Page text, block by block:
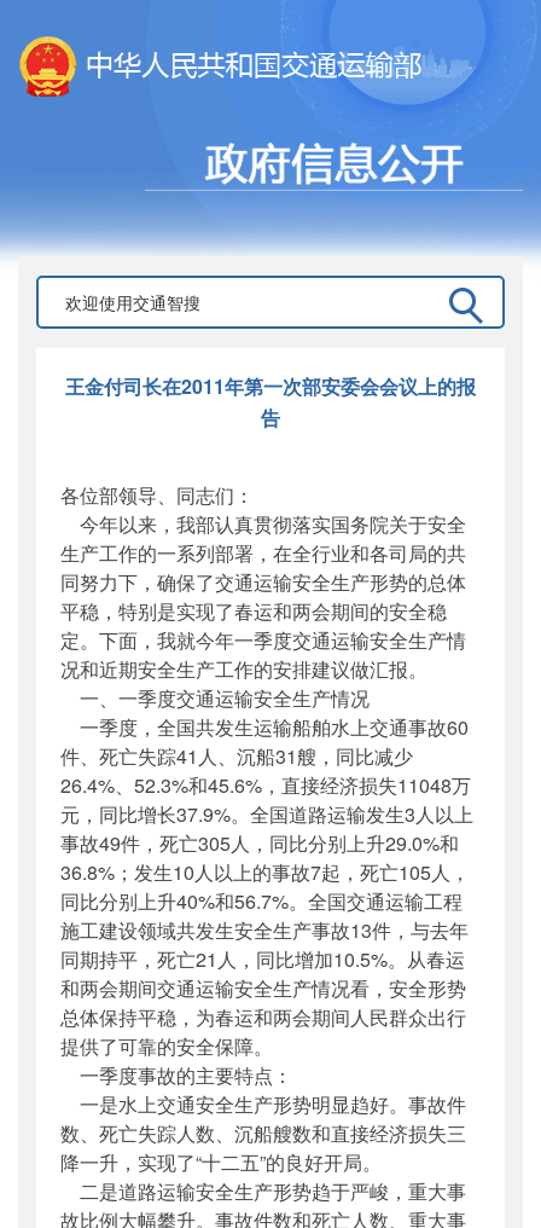
王金付司长在2011年第一次部安委会会议上的报
告
各位部领导、同志们：
今年以来，我部认真贯彻落实国务院关于安全
生产工作的一系列部署，在全行业和各司局的共
同努力下，确保了交通运输安全生产形势的总体
平稳，特别是实现了春运和两会期间的安全稳
定。下面，我就今年一季度交通运输安全生产情
况和近期安全生产工作的安排建议做汇报。
一、一季度交通运输安全生产情况
一季度，全国共发生运输船舶水上交通事故60
件、死亡失踪41人、沉船31艘，同比减少
26.4%、52.3%和45.6%，直接经济损失11048万
元，同比增长37.9%。全国道路运输发生3人以上
事故49件，死亡305人，同比分别上升29.0%和
36.8%；发生10人以上的事故7起，死亡105人，
同比分别上升40%和56.7%。全国交通运输工程
施工建设领域共发生安全生产事故13件，与去年
同期持平，死亡21人，同比增加10.5%。从春运
和两会期间交通运输安全生产情况看，安全形势
总体保持平稳，为春运和两会期间人民群众出行
提供了可靠的安全保障。
一季度事故的主要特点：
一是水上交通安全生产形势明显趋好。事故件
数、死亡失踪人数、沉船艘数和直接经济损失三
降一升，实现了“十二五”的良好开局。
二是道路运输安全生产形势趋于严峻，重大事
故比例大幅攀升。事故件数和死亡人数、重大事